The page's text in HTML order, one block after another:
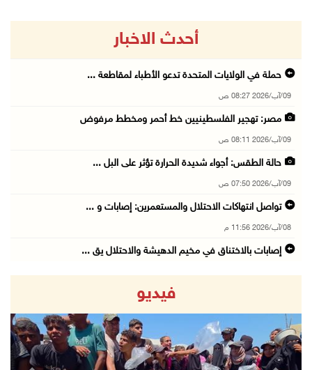
أحدث الاخبار
حملة في الولايات المتحدة تدعو الأطباء لمقاطعة ...
09/آب/2026 08:27 ص
مصر: تهجير الفلسطينيين خط أحمر ومخطط مرفوض
09/آب/2026 08:11 ص
حالة الطقس: أجواء شديدة الحرارة تؤثر على البل ...
09/آب/2026 07:50 ص
تواصل انتهاكات الاحتلال والمستعمرين: إصابات و ...
08/آب/2026 11:56 م
إصابات بالاختناق في مخيم الدهيشة والاحتلال يق ...
قوات الاحتلال تقتحم مدينة البيرة
08/آب/2026 10:58 م
هيئة الجدار: الاحتلال يطرح عطاءً لبناء 627 وح ...
08/آب/2026 10:41 م
فيديو